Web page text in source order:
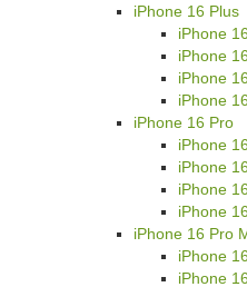
iPhone 16 Plus
iPhone
iPhone
iPhone
iPhone
iPhone 16 Pro
iPhone
iPhone
iPhone
iPhone
iPhone 16 Pro
iPhone
iPhone